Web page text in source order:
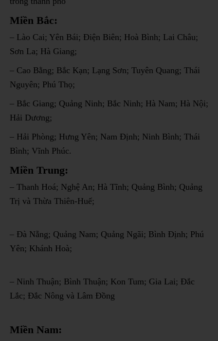
Miền Bắc:
– Lào Cai; Yên Bái; Điện Biên; Hoà Bình; Lai Châu;
Sơn La; Hà Giang;
– Cao Bằng; Bắc Kạn; Lạng Sơn; Tuyên Quang; Thái
Nguyên; Phú Thọ;
– Bắc Giang; Quảng Ninh; Bắc Ninh; Hà Nam; Hà Nội;
Hải Dương;
– Hải Phòng; Hưng Yên; Nam Định; Ninh Bình; Thái
Bình; Vĩnh Phúc.
Miền Trung:
– Thanh Hoá; Nghệ An; Hà Tĩnh; Quảng Bình; Quảng
Trị và Thừa Thiên-Huế;
– Đà Nẵng; Quảng Nam; Quảng Ngãi; Bình Định; Phú
Yên; Khánh Hoà;
– Ninh Thuận; Bình Thuận; Kon Tum; Gia Lai; Đắc
Lắc; Đắc Nông và Lâm Đồng
Miền Nam: